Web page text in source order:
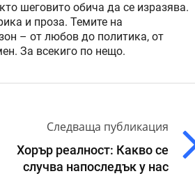
шеговито обича да се изразява.
и проза. Темите на
– от любов до политика, от
За всекиго по нещо.
Следваща публикация
Хорър реалност: Какво се
случва напоследък у нас